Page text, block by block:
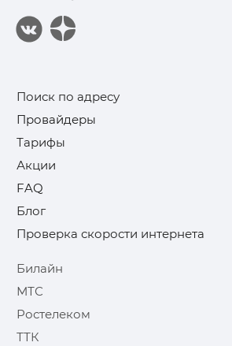
Поиск по адресу
Провайдеры
Тарифы
Акции
FAQ
Блог
Проверка скорости интернета
Билайн
МТС
Ростелеком
ТТК